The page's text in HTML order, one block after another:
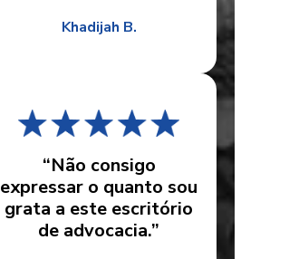
Khadijah B.
“Não consigo
expressar o quanto sou
grata a este escritório
de advocacia.”